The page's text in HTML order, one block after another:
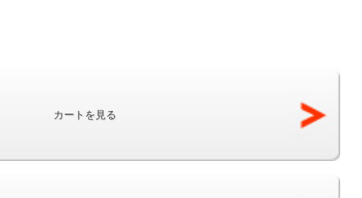
カートを見る